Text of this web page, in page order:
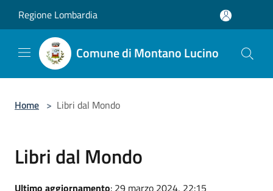
Regione Lombardia
Comune di Montano Lucino
Home > Libri dal Mondo
Libri dal Mondo
Ultimo aggiornamento: 29 marzo 2024, 22:15